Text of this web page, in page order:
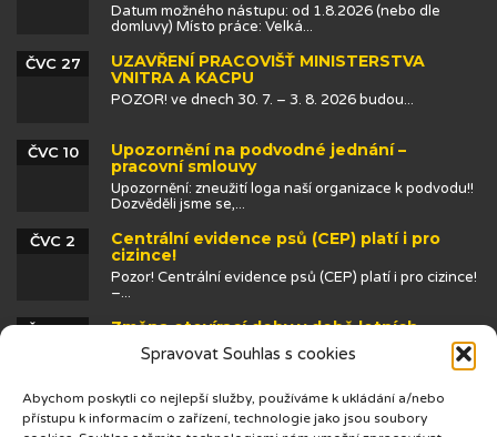
Spravovat Souhlas s cookies
Abychom poskytli co nejlepší služby, používáme k ukládání a/nebo
přístupu k informacím o zařízení, technologie jako jsou soubory
Datum možného nástupu: od 1.8.2026 (nebo dle
domluvy) Místo práce: Velká...
UZAVŘENÍ PRACOVIŠŤ MINISTERSTVA
VNITRA A KACPU
ČVC 27
POZOR! ve dnech 30. 7. – 3. 8. 2026 budou...
Upozornění na podvodné jednání –
pracovní smlouvy
ČVC 10
Upozornění: zneužití loga naší organizace k podvodu!!
Dozvěděli jsme se,...
Centrální evidence psů (CEP) platí i pro
cizince!
ČVC 2
Pozor! Centrální evidence psů (CEP) platí i pro cizince!
–...
Změna otevírací doby v době letních
prázdnin
ČVN 25